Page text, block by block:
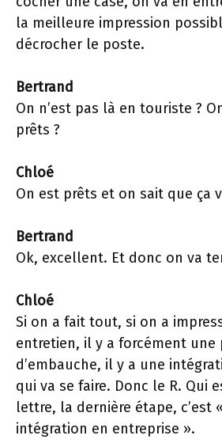
la meilleure impression
décrocher le poste.
Bertrand
On n’est pas là en touriste ?
prêts ?
Chloé
On est prêts et on sait que ça
Bertrand
Ok, excellent. Et donc on va
Chloé
Si on a fait tout, si on a
entretien, il y a forcément une
d’embauche, il y a une
qui va se faire. Donc le R. Qui
lettre, la dernière étape, c’est
intégration en entreprise ».